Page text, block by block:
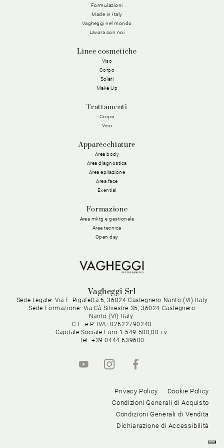
Formulazioni
Made in Italy
Vagheggi nel mondo
Lavora con noi
Linee cosmetiche
Viso
Corpo
Solari
Make Up
Trattamenti
Corpo
Viso
Apparecchiature
Area body
Area diagnostica
Area epilazione
Area face
Exential
Formazione
Area mktg e gestionale
Area tecnica
Open day
Vagheggi Srl
Sede Legale: Via F. Pigafetta 6, 36024 Castegnero Nanto (VI) Italy
Sede Formazione: Via Cà Silvestre 35, 36024 Castegnero
Nanto (VI) Italy
C.F. e P. IVA: 02622790240
Capitale Sociale Euro 1.549.500,00 i.v.
Tel. +39 0444 639600
Privacy Policy
Cookie Policy
Condizioni Generali di Acquisto
Condizioni Generali di Vendita
Dichiarazione di Accessibilità